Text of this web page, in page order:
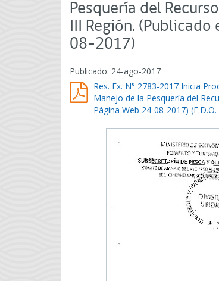
Pesquería del
III Región. (Publicado
08-2017)
Publicado: 24-ago-2017
Res. Ex. N° 2783-2017 Inicia
Manejo de la Pesquería del
Página Web 24-08-2017)